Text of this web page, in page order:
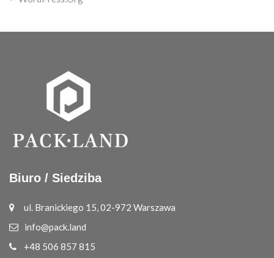
Biuro / Siedziba
ul. Branickiego 15, 02-972 Warszawa
info@pack.land
+48 506 857 815